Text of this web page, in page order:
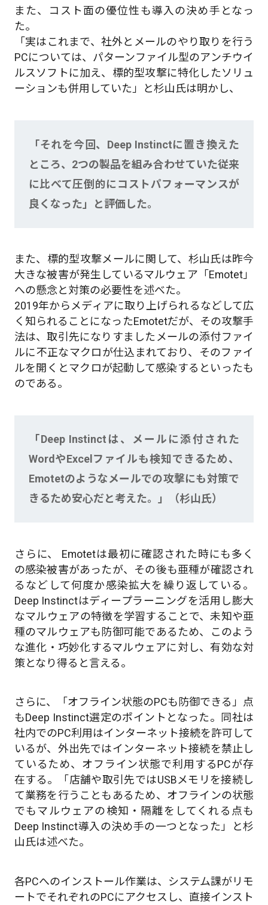
また、コスト面の優位性も導入の決め手となっ
た。
「実はこれまで、社外とメールのやり取りを行う
PCについては、パターンファイル型のアンチウイ
ルスソフトに加え、標的型攻撃に特化したソリュ
ーションも併用していた」と杉山氏は明かし、
「それを今回、Deep Instinctに置き換えた
ところ、2つの製品を組み合わせていた従来
に比べて圧倒的にコストパフォーマンスが
良くなった」と評価した。
また、標的型攻撃メールに関して、杉山氏は昨今
大きな被害が発生しているマルウェア「Emotet」
への懸念と対策の必要性を述べた。
2019年からメディアに取り上げられるなどして広
く知られることになったEmotetだが、その攻撃手
法は、取引先になりすましたメールの添付ファイ
ルに不正なマクロが仕込まれており、そのファイ
ルを開くとマクロが起動して感染するといったも
のである。
「Deep Instinctは、メールに添付された
WordやExcelファイルも検知できるため、
Emotetのようなメールでの攻撃にも対策で
きるため安心だと考えた。」（杉山氏）
さらに、 Emotetは最初に確認された時にも多く
の感染被害があったが、その後も亜種が確認され
るなどして何度か感染拡大を繰り返している。
Deep Instinctはディープラーニングを活用し膨大
なマルウェアの特徴を学習することで、未知や亜
種のマルウェアも防御可能であるため、このよう
な進化・巧妙化するマルウェアに対し、有効な対
策となり得ると言える。
さらに、「オフライン状態のPCも防御できる」点
もDeep Instinct選定のポイントとなった。同社は
社内でのPC利用はインターネット接続を許可して
いるが、外出先ではインターネット接続を禁止し
ているため、オフライン状態で利用するPCが存
在する。「店舗や取引先ではUSBメモリを接続し
て業務を行うこともあるため、オフラインの状態
でもマルウェアの検知・隔離をしてくれる点も
Deep Instinct導入の決め手の一つとなった」と杉
山氏は述べた。
各PCへのインストール作業は、システム課がリモ
ートでそれぞれのPCにアクセスし、直接インスト